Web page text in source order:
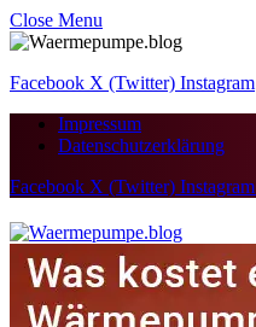
Close Menu
Facebook X (Twitter) Instagram
Impressum
Datenschutzerklärung
Facebook X (Twitter) Instagram